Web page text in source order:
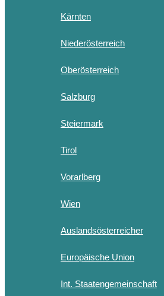
Kärnten
Niederösterreich
Oberösterreich
Salzburg
Steiermark
Tirol
Vorarlberg
Wien
Auslandsösterreicher
Europäische Union
Int. Staatengemeinschaft